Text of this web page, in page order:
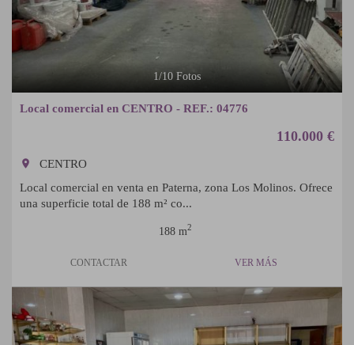
1/10 Fotos
Local comercial en CENTRO - REF.: 04776
110.000 €
room
CENTRO
Local comercial en venta en Paterna, zona Los Molinos. Ofrece
una superficie total de 188 m² co...
188 m2
CONTACTAR VER MÁS
Previous Next